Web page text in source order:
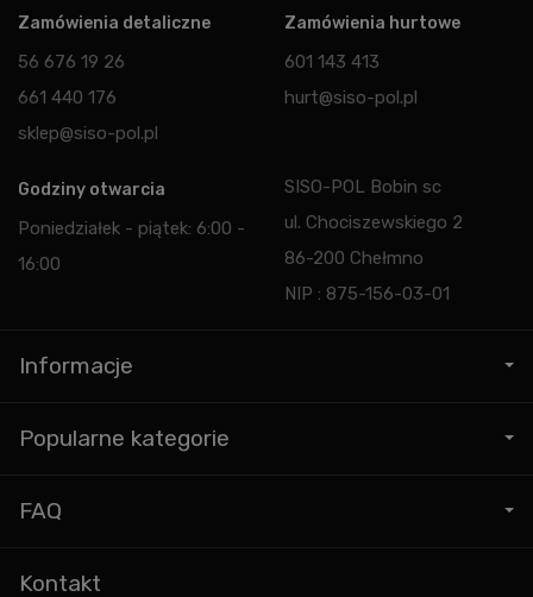
Zamówienia detaliczne
56 676 19 26
661 440 176
sklep@siso-pol.pl
Zamówienia hurtowe
601 143 413
hurt@siso-pol.pl
Godziny otwarcia
Poniedziałek - piątek: 6:00 -
16:00
SISO-POL Bobin sc
ul. Chociszewskiego 2
86-200 Chełmno
NIP : 875-156-03-01
Informacje
Popularne kategorie
FAQ
Kontakt